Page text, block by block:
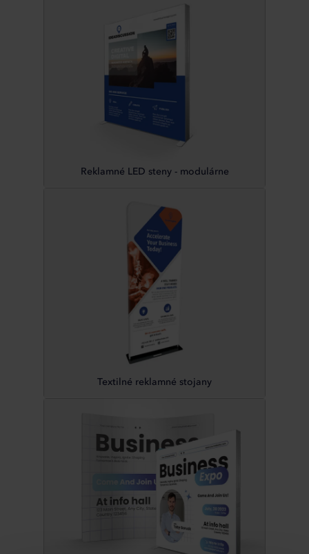
Reklamné LED steny - modulárne
Textilné reklamné stojany